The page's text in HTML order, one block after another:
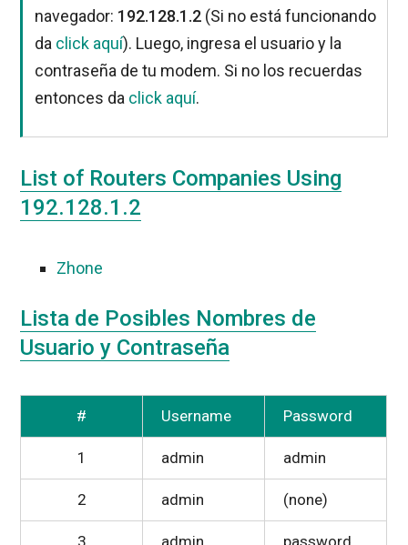
navegador: 192.128.1.2(Si no está funcionando
da click aquí). Luego, ingresa el usuario y la
contraseña de tu modem. Si no los recuerdas
entonces da click aquí.
List of Routers Companies Using
192.128.1.2
Zhone
Lista de Posibles Nombres de
Usuario y Contraseña
# Username Password
1 admin admin
2 admin (none)